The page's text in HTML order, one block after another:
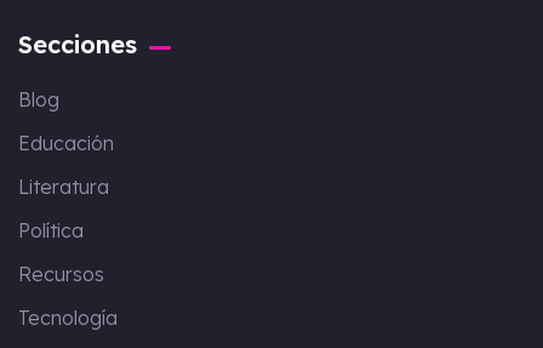
Secciones
Blog
Educación
Literatura
Política
Recursos
Tecnología